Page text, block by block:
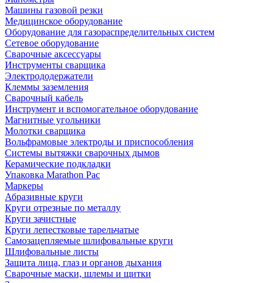
Машины газовой резки
Медицинское оборудование
Оборудование для газораспределительных систем
Сетевое оборудование
Сварочные аксессуары
Инструменты сварщика
Электрододержатели
Клеммы заземления
Сварочный кабель
Инструмент и вспомогательное оборудование
Магнитные угольники
Молотки сварщика
Вольфрамовые электроды и приспособления
Системы вытяжки сварочных дымов
Керамические подкладки
Упаковка Marathon Pac
Маркеры
Абразивные круги
Круги отрезные по металлу
Круги зачистные
Круги лепестковые тарельчатые
Самозацепляемые шлифовальные круги
Шлифовальные листы
Защита лица, глаз и органов дыхания
Сварочные маски, шлемы и щитки